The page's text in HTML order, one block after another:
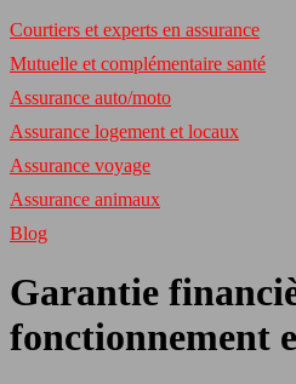
Courtiers et experts en assurance
Mutuelle et complémentaire santé
Assurance auto/moto
Assurance logement et locaux
Assurance voyage
Assurance animaux
Blog
Garantie
fonctionnement